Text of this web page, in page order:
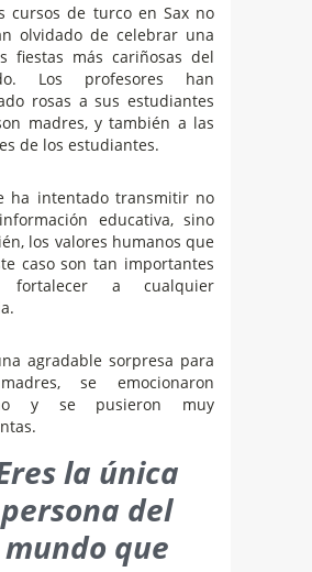
cursos de turco en Sax no
olvidado de celebrar una
fiestas más cariñosas del
Los profesores han
rosas a sus estudiantes
madres, y también a las
de los estudiantes.
ha intentado transmitir no
educativa, sino
los valores humanos que
caso son tan importantes
fortalecer a cualquier
agradable sorpresa para
se emocionaron
y se pusieron muy
la única
persona del
mundo que